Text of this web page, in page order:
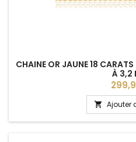
CHAINE OR JAUNE 18
À 3,2
Prix
 Ajouter